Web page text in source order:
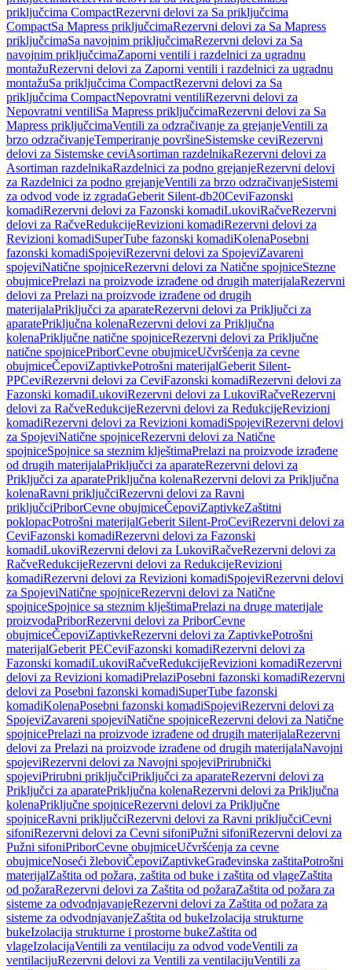
priključcima CompactRezervni delovi za Sa priključcima
CompactSa Mapress priključcimaRezervni delovi za Sa Mapress
priključcimaSa navojnim priključcimaRezervni delovi za Sa
navojnim priključcimaZaporni ventili i razdelnici za ugradnu
montažuRezervni delovi za Zaporni ventili i razdelnici za ugradnu
montažuSa priključcima CompactRezervni delovi za Sa
priključcima CompactNepovratni ventiliRezervni delovi za
Nepovratni ventiliSa Mapress priključcimaRezervni delovi za Sa
Mapress priključcimaVentili za odzračivanje za grejanjeVentili za
brzo odzračivanjeTemperiranje površineSistemske ceviRezervni
delovi za Sistemske ceviAsortiman razdelnikaRezervni delovi za
Asortiman razdelnikaRazdelnici za podno grejanjeRezervni delovi
za Razdelnici za podno grejanjeVentili za brzo odzračivanjeSistemi
za odvod vode iz zgradaGeberit Silent-db20CeviFazonski
komadiRezervni delovi za Fazonski komadiLukoviRačveRezervni
delovi za RačveRedukcijeRevizioni komadiRezervni delovi za
Revizioni komadiSuperTube fazonski komadiKolenaPosebni
fazonski komadiSpojeviRezervni delovi za SpojeviZavareni
spojeviNatične spojniceRezervni delovi za Natične spojniceStezne
obujmicePrelazi na proizvode izrađene od drugih materijalaRezervni
delovi za Prelazi na proizvode izrađene od drugih
materijalaPriključci za aparateRezervni delovi za Priključci za
aparatePriključna kolenaRezervni delovi za Priključna
kolenaPriključne natične spojniceRezervni delovi za Priključne
natične spojnicePriborCevne obujmiceUčvršćenja za cevne
obujmiceČepoviZaptivkePotrošni materijalGeberit Silent-
PPCeviRezervni delovi za CeviFazonski komadiRezervni delovi za
Fazonski komadiLukoviRezervni delovi za LukoviRačveRezervni
delovi za RačveRedukcijeRezervni delovi za RedukcijeRevizioni
komadiRezervni delovi za Revizioni komadiSpojeviRezervni delovi
za SpojeviNatične spojniceRezervni delovi za Natične
spojniceSpojnice sa steznim klještimaPrelazi na proizvode izrađene
od drugih materijalaPriključci za aparateRezervni delovi za
Priključci za aparatePriključna kolenaRezervni delovi za Priključna
kolenaRavni priključciRezervni delovi za Ravni
priključciPriborCevne obujmiceČepoviZaptivkeZaštitni
poklopacPotrošni materijalGeberit Silent-ProCeviRezervni delovi za
CeviFazonski komadiRezervni delovi za Fazonski
komadiLukoviRezervni delovi za LukoviRačveRezervni delovi za
RačveRedukcijeRezervni delovi za RedukcijeRevizioni
komadiRezervni delovi za Revizioni komadiSpojeviRezervni delovi
za SpojeviNatične spojniceRezervni delovi za Natične
spojniceSpojnice sa steznim klještimaPrelazi na druge materijale
proizvodaPriborRezervni delovi za PriborCevne
obujmiceČepoviZaptivkeRezervni delovi za ZaptivkePotrošni
materijalGeberit PECeviFazonski komadiRezervni delovi za
Fazonski komadiLukoviRačveRedukcijeRevizioni komadiRezervni
delovi za Revizioni komadiPrelaziPosebni fazonski komadiRezervni
delovi za Posebni fazonski komadiSuperTube fazonski
komadiKolenaPosebni fazonski komadiSpojeviRezervni delovi za
SpojeviZavareni spojeviNatične spojniceRezervni delovi za Natične
spojnicePrelazi na proizvode izrađene od drugih materijalaRezervni
delovi za Prelazi na proizvode izrađene od drugih materijalaNavojni
spojeviRezervni delovi za Navojni spojeviPrirubnički
spojeviPrirubni priključciPriključci za aparateRezervni delovi za
Priključci za aparatePriključna kolenaRezervni delovi za Priključna
kolenaPriključne spojniceRezervni delovi za Priključne
spojniceRavni priključciRezervni delovi za Ravni priključciCevni
sifoniRezervni delovi za Cevni sifoniPužni sifoniRezervni delovi za
Pužni sifoniPriborCevne obujmiceUčvršćenja za cevne
obujmiceNoseći žleboviČepoviZaptivkeGrađevinska zaštitaPotrošni
materijalZaštita od požara, zaštita od buke i zaštita od vlageZaštita
od požaraRezervni delovi za Zaštita od požaraZaštita od požara za
sisteme za odvodnjavanjeRezervni delovi za Zaštita od požara za
sisteme za odvodnjavanjeZaštita od bukeIzolacija strukturne
bukeIzolacija strukturne i prostorne bukeZaštita od
vlageIzolacijaVentili za ventilaciju za odvod vodeVentili za
ventilacijuRezervni delovi za Ventili za ventilacijuVentili za